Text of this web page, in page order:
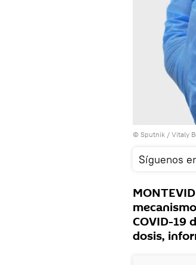
© Sputnik / Vitaly
Síguenos
COVID-19
dosis,